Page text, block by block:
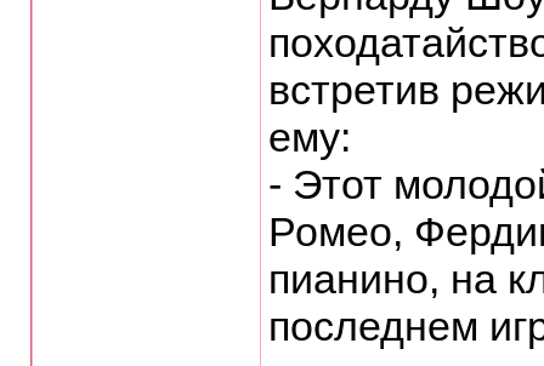
встретив
ему:
- Этот
Ромео,
пианино, на
последнем